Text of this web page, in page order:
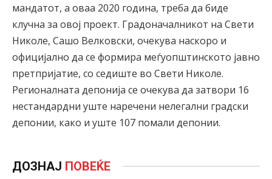
мандатот, а оваа 2020 година, треба да биде
клучна за овој проект. Градоначалникот на Свети
Николе, Сашо Велковски, очекува наскоро и
официјално да се формира меѓуопштинското јавно
претпријатие, со седиште во Свети Николе.
Регионалната депонија се очекува да затвори 16
нестандардни уште наречени нелегални градски
депонии, како и уште 107 помали депонии.
ДОЗНАЈ ПОВЕЌЕ